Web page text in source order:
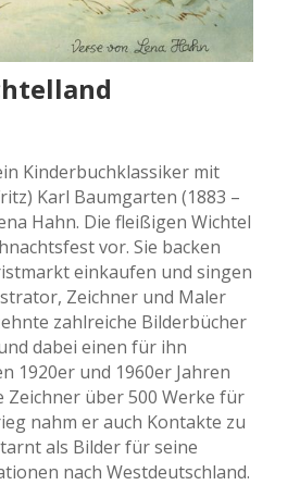
Kinderbuchklassiker mit
Karl Baumgarten (1883 –
Hahn. Die fleißigen Wichtel
vor. Sie backen
einkaufen und singen
Zeichner und Maler
zahlreiche Bilderbücher
dabei einen für ihn
1920er und 1960er Jahren
über 500 Werke für
nahm er auch Kontakte zu
als Bilder für seine
nach Westdeutschland.